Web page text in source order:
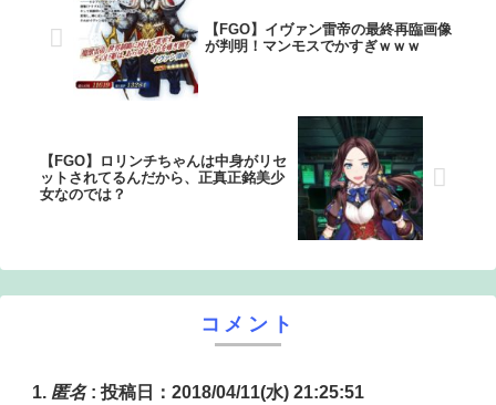
【FGO】イヴァン雷帝の最終再臨画像
が判明！マンモスでかすぎｗｗｗ
【FGO】ロリンチちゃんは中身がリセ
ットされてるんだから、正真正銘美少
女なのでは？
コメント
匿名: 投稿日：2018/04/11(水) 21:25:51